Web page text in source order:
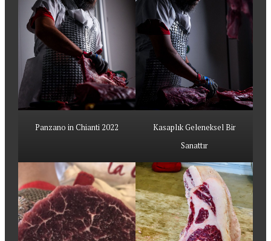
Panzano in Chianti 2022
Kasaplık Geleneksel Bir
Sanattır